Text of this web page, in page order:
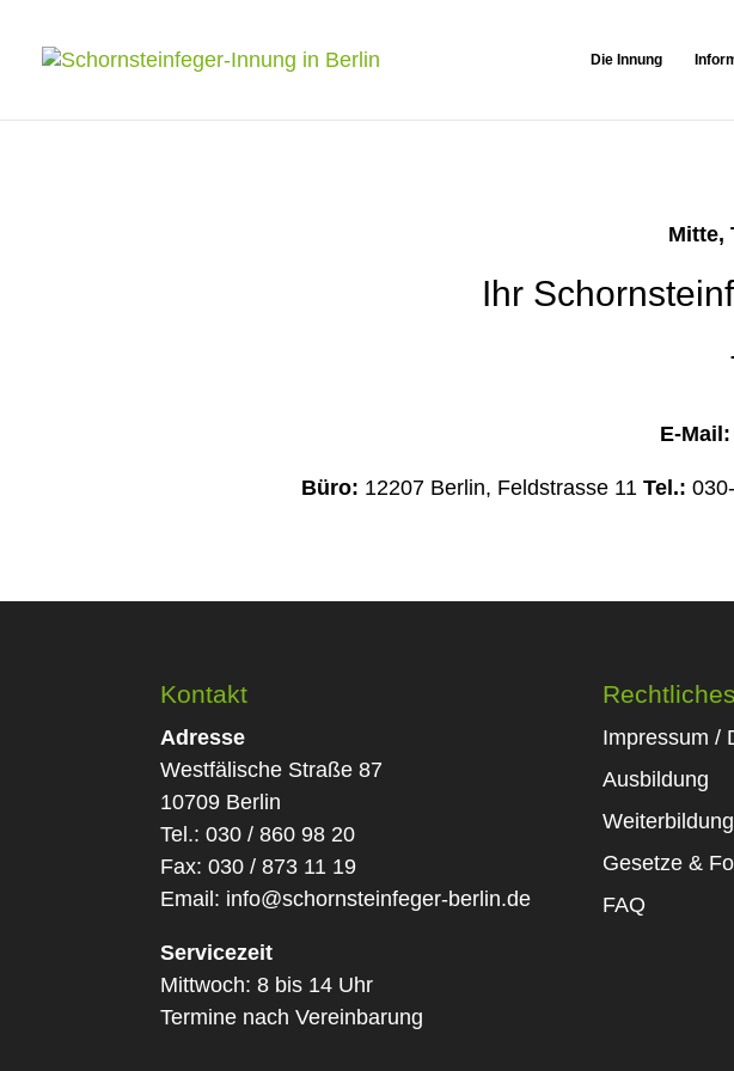
Die Innung
Mitte,
Ihr
E-Mail:
Büro: 12207 Berlin, Feldstrasse 11 Tel.:
Kontakt
Adresse
Westfälische Straße 87
10709 Berlin
Tel.: 030 / 860 98 20
Fax: 030 / 873 11 19
Email: info@schornsteinfeger-berlin.de
Servicezeit
Mittwoch: 8 bis 14 Uhr
Termine nach Vereinbarung
Impressum /
Ausbildung
Weiterbildung
Gesetze &
FAQ